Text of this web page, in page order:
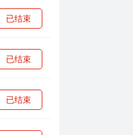
已结束
已结束
已结束